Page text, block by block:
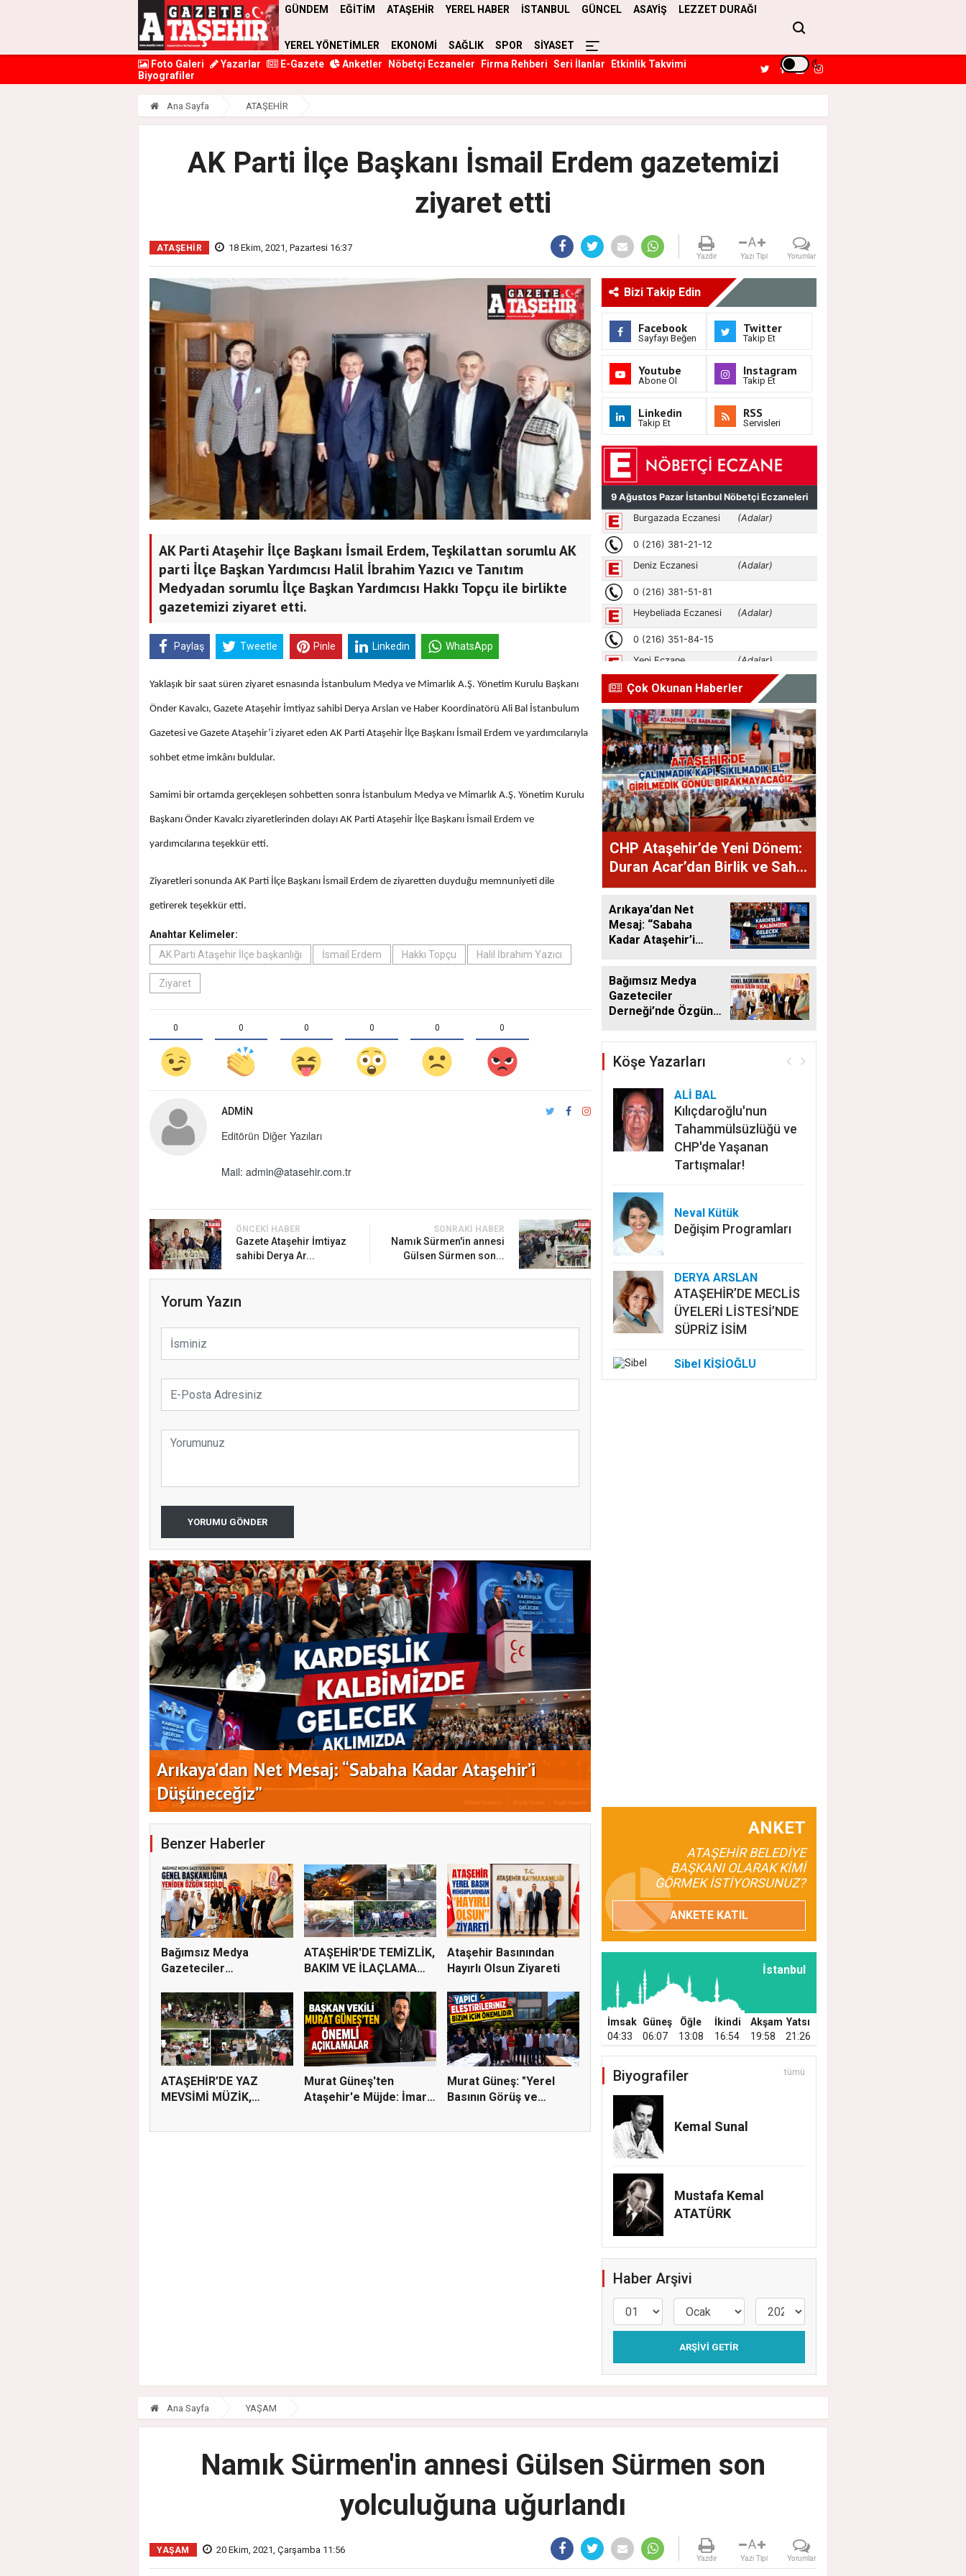
GÜNDEM EĞİTİM ATAŞEHİR YEREL HABER İSTANBUL GÜNCEL ASAYİŞ LEZZET DURAĞI
YEREL YÖNETİMLER EKONOMİ SAĞLIK SPOR
SİYASET
Foto Galeri
Yazarlar E-Gazete Anketler Nöbetçi Eczaneler Firma Rehberi Seri İlanlar
Etkinlik Takvimi
Biyografiler
Ana Sayfa ATAŞEHİR
AK Parti İlçe Başkanı İsmail Erdem gazetemizi
ziyaret etti
ATAŞEHİR 18 Ekim, 2021, Pazartesi 16:37
Yazdır
A
Yazı Tipi Yorumlar
AK Parti Ataşehir İlçe Başkanı İsmail Erdem, Teşkilattan sorumlu AK
parti İlçe Başkan Yardımcısı Halil İbrahim Yazıcı ve Tanıtım
Medyadan sorumlu İlçe Başkan Yardımcısı Hakkı Topçu ile birlikte
gazetemizi ziyaret etti.
Paylaş Tweetle Pinle Linkedin WhatsApp
Yaklaşık bir saat süren ziyaret esnasında İstanbulum Medya ve Mimarlık A.Ş. Yönetim Kurulu Başkanı
Önder Kavalcı, Gazete Ataşehir İmtiyaz sahibi Derya Arslan ve Haber Koordinatörü Ali Bal İstanbulum
Gazetesi ve Gazete Ataşehir’i ziyaret eden AK Parti Ataşehir İlçe Başkanı İsmail Erdem ve yardımcılarıyla
sohbet etme imkânı buldular.
Samimi bir ortamda gerçekleşen sohbetten sonra İstanbulum Medya ve Mimarlık A.Ş. Yönetim Kurulu
Başkanı Önder Kavalcı ziyaretlerinden dolayı AK Parti Ataşehir İlçe Başkanı İsmail Erdem ve
yardımcılarına teşekkür etti.
Ziyaretleri sonunda AK Parti İlçe Başkanı İsmail Erdem de ziyaretten duyduğu memnuniyeti dile
getirerek teşekkür etti.
Anahtar Kelimeler:
AK Parti Ataşehir İlçe başkanlığı
İsmail Erdem Hakkı Topçu Halil İbrahim Yazıcı
Ziyaret
0 0 0 0 0 0
ADMIN
Editörün Diğer Yazıları
Mail: admin@atasehir.com.tr
ÖNCEKI HABER
Gazete Ataşehir İmtiyaz
sahibi Derya Ar...
SONRAKI HABER
Namık Sürmen'in annesi
Gülsen Sürmen son...
Yorum Yazın
YORUMU GÖNDER
Arıkaya’dan Net Mesaj: “Sabaha Kadar Ataşehir’i
Düşüneceğiz”
Benzer Haberler
Bağımsız Medya
Gazeteciler
ATAŞEHİR'DE TEMİZLİK,
BAKIM VE İLAÇLAMA
Ataşehir Basınından
Hayırlı Olsun Ziyareti
ATAŞEHİR’DE YAZ
MEVSİMİ MÜZİK,
Murat Güneş'ten
Ataşehir'e Müjde: İmar
Murat Güneş: "Yerel
Basının Görüş ve
Bizi Takip Edin
Facebook
Sayfayı Beğen
Twitter
Takip Et
Youtube
Abone Ol
Instagram
Takip Et
Linkedin
Takip Et
RSS
Servisleri
Çok Okunan Haberler
CHP Ataşehir’de Yeni Dönem:
Duran Acar’dan Birlik ve Saha
Mesajı
Arıkaya’dan Net
Mesaj: “Sabaha
Kadar Ataşehir’i
Bağımsız Medya
Gazeteciler
Derneği’nde Özgün
Köşe Yazarları
ALİ BAL
Kılıçdaroğlu'nun
Tahammülsüzlüğü ve
CHP'de Yaşanan
Tartışmalar!
Neval Kütük
Değişim Programları
DERYA ARSLAN
ATAŞEHİR’DE MECLİS
ÜYELERİ LİSTESİ’NDE
SÜPRİZ İSİM
Sibel KİŞİOĞLU
EUROVISION'DA
ANKET
ATAŞEHİR BELEDİYE
BAŞKANI OLARAK KİMİ
GÖRMEK İSTİYORSUNUZ?
ANKETE KATIL
İstanbul
İmsak Güneş Öğle İkindi Akşam Yatsı
04:33
06:07 13:08 16:54 19:58 21:26
Biyografiler tümü
Kemal Sunal
Mustafa Kemal
ATATÜRK
Haber Arşivi
ARŞIVI GETIR
Ana Sayfa YAŞAM
Namık Sürmen'in annesi Gülsen Sürmen son
yolculuğuna uğurlandı
YAŞAM 20 Ekim, 2021, Çarşamba 11:56
Yazdır
A
Yazı Tipi Yorumlar